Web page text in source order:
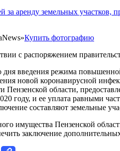
Купить фотографию
с распоряжением
введения режима
новой коронавирусной
Пензенской области,
году, и ее уплата равными
составляют земельные
имущества Пензенской
заключение